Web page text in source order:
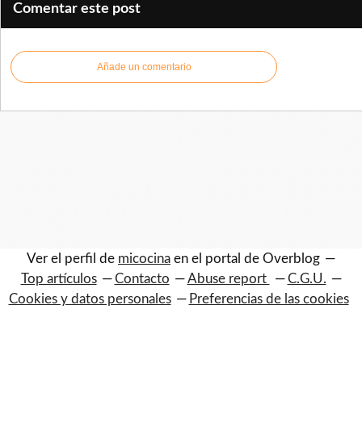
Comentar este post
Añade un comentario
Ver el perfil de micocina en el portal de Overblog
Top artículos
Contacto Abuse report
C.G.U.
Cookies y datos personales
Preferencias de las cookies